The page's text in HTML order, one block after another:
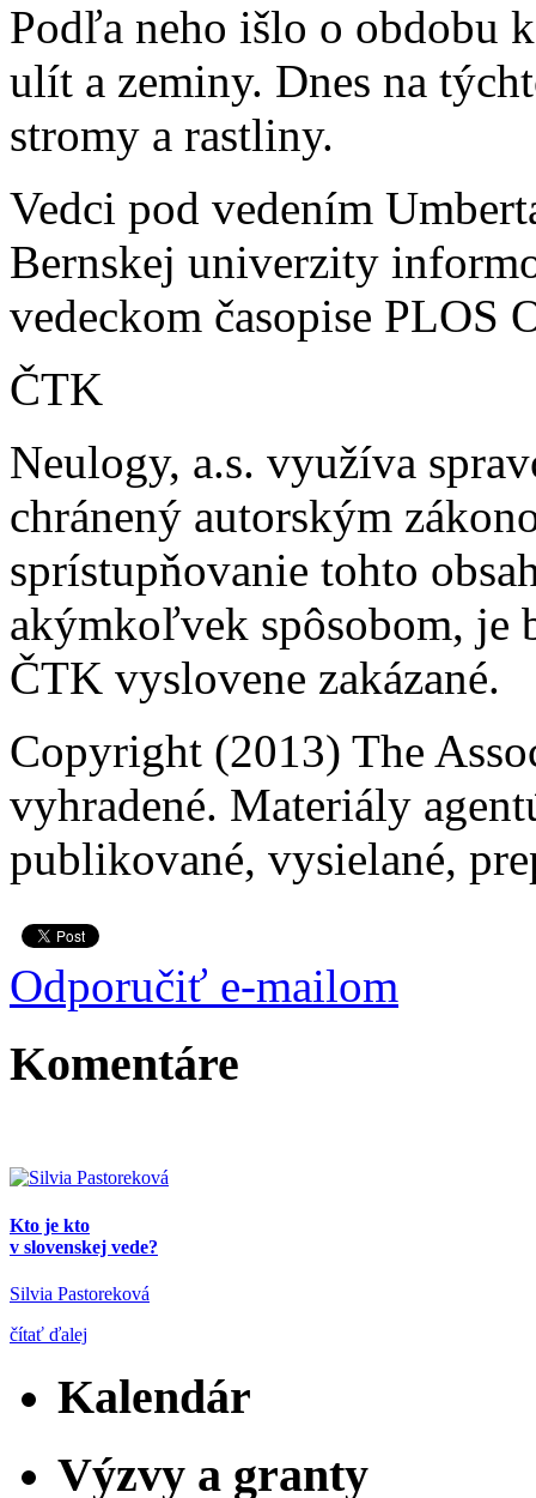
Podľa neho išlo o obdobu
ulít a zeminy. Dnes na
stromy a rastliny.
Vedci pod vedením
Bernskej univerzity
vedeckom časopise PLOS
ČTK
Neulogy, a.s. využíva
chránený autorským
sprístupňovanie tohto
akýmkoľvek spôsobom, je
ČTK vyslovene zakázané.
Copyright (2013) The
vyhradené. Materiály
publikované, vysielané,
Odporučiť e-mailom
Komentáre
Kto je kto
v slovenskej vede?
Silvia Pastoreková
čítať ďalej
Kalendár
Výzvy a granty